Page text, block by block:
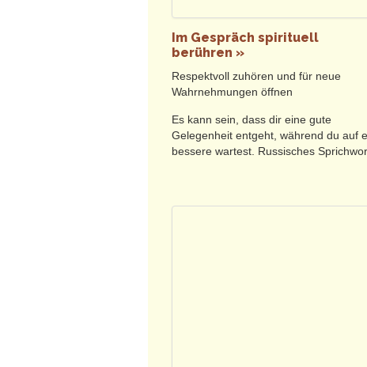
Durch unser empfindsames Wirken
Wiederherstellen der aus dem
Dafür bringen wir uns ganz ein,
Geschichten in Einzelsitzungen,
anderem.
Begleitpersonen zur Stütze und/
Im Gespräch spirituell
berühren »
Respektvoll zuhören und für neue
Wahrnehmungen öffnen
Es kann sein, dass dir eine gute
Gelegenheit entgeht, während du auf
bessere wartest. Russisches